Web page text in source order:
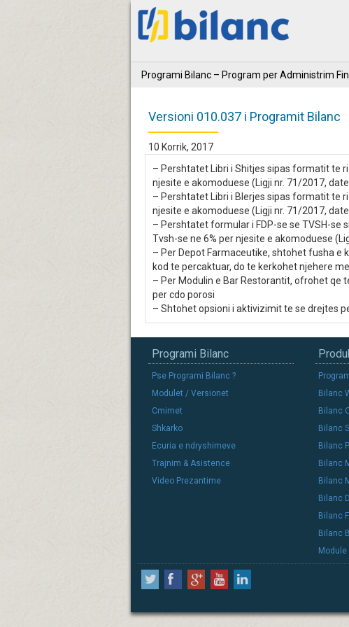
Programi Bilanc – Program per Administrim
Versioni 010.037 i Programit Bilanc
10 Korrik, 2017
– Pershtatet Libri i Shitjes sipas formatit te
njesite e akomoduese (Ligji nr. 71/2017,
– Pershtatet Libri i Blerjes sipas formatit te
njesite e akomoduese (Ligji nr. 71/2017,
– Pershtatet formular i FDP-se se TVSH-se
Tvsh-se ne 6% per njesite e akomoduese
– Per Depot Farmaceutike, shtohet fusha e
kod te percaktuar, do te kerkohet njehere
– Per Modulin e Bar Restorantit, ofrohet qe
per cdo porosi
– Shtohet opsioni i aktivizimit te se drejtes
Programi Bilanc
Pse Programi Bilanc ?
Modulet / Versionet
Cmimet
Shkarko
Ecuria e ndryshimeve
Trajnim & Asistence
Video Prezantime
Bilanc
Bilanc
Bilanc
Bilanc
Bilanc
Bilanc
Bilanc
Bilanc
Bilanc